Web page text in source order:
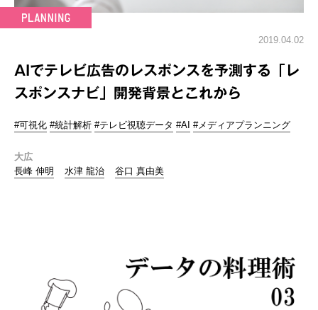
2019.04.02
AIでテレビ広告のレスポンスを予測する「レ
スポンスナビ」開発背景とこれから
#可視化 #統計解析 #テレビ視聴データ #AI #メディアプランニング
大広
長峰 伸明
水津 龍治 谷口 真由美